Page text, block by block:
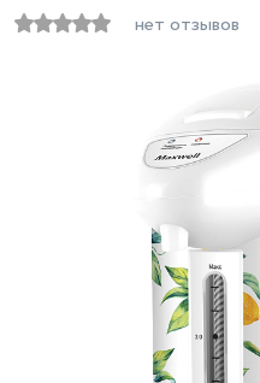
нет отзывов